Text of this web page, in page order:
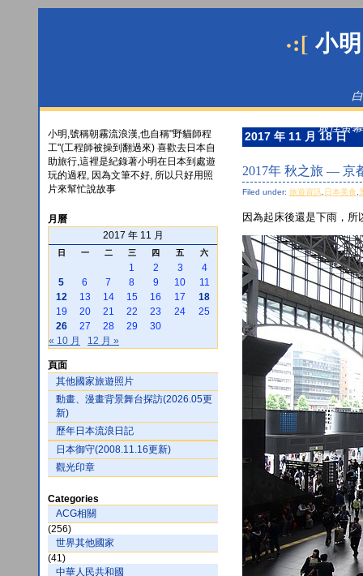
·:[ 小
最佳螢
小明,號稱朝霧流浪漢,也自稱"野貓師程
工"(工程師被操到翻過來) 喜歡去日本自
助旅行,這裡是紀錄著小明在日本到處遊
玩的過程, 因為文筆不好, 所以只好用照
片來幫忙說故事
月曆
2017 年 11 月
日 一 二 三 四 五 六
1 2 3
4
5
6 7 8 9 10
11
12
13 14 15 16 17
18
19
20 21 22 23 24
25
26
27 28 29
30
« 10 月
12 月 »
頁面
其他國家旅遊照片
動畫、漫畫背景舞台探訪(2026.05更
新)
歷年日本流浪日記
日本御守(2008.11.16更新)
觀光印章
Categories
ACG相關
(256)
世界其他國家
(41)
中華人民共和國
2017 年 11 月 18 日
2017年 秋之旅 — 京
Filed under: 旅遊資訊 日本美食
因為起床後還是下雨，